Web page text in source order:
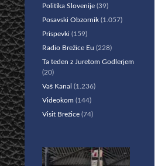
Politika Slovenije (39)
Posavski Obzornik (1.057)
Prispevki (159)
Radio Brežice Eu (228)
Ta teden z Juretom Godlerjem
(20)
Vaš Kanal (1.236)
Videokom (144)
Visit Brežice (74)